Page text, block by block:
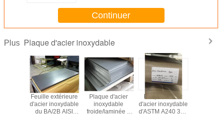
Continuer
Plus Plaque d'acier inoxydable
Feuille extérieure
d'acier inoxydable
du BA/2B AISI
Plaque d'acier
inoxydable
froide/laminée à
Plaque d'acier
d'acier inoxydable
d'ASTM A240 304